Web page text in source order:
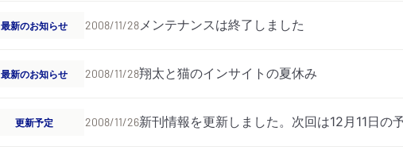
最新のお知らせ 2008/11/28メンテナンスは終了しました
最新のお知らせ 2008/11/28翔太と猫のインサイトの夏休み
更新予定 2008/11/26新刊情報を更新しました。次回は12月11日の予